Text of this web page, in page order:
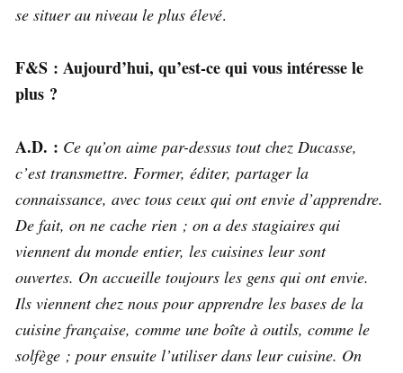
se situer au niveau le plus élevé.
F&S : Aujourd’hui, qu’est-ce qui vous intéresse le
plus ?
A.D. : Ce qu’on aime par-dessus tout chez Ducasse,
c’est transmettre. Former, éditer, partager la
connaissance, avec tous ceux qui ont envie d’apprendre.
De fait, on ne cache rien ; on a des stagiaires qui
viennent du monde entier, les cuisines leur sont
ouvertes. On accueille toujours les gens qui ont envie.
Ils viennent chez nous pour apprendre les bases de la
cuisine française, comme une boîte à outils, comme le
solfège ; pour ensuite l’utiliser dans leur cuisine. On